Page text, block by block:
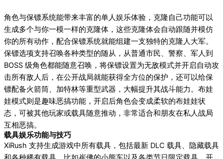
角色与保镖系统能带来丰富的单人娱乐体验，克隆自己功能可以
生成多个与你一模一样的克隆体，这些克隆体会自动跟随并模仿
你的所有动作，配合保镖系统就能组建一支独特的克隆人大军。
保镖选项支持召唤各种类型的随从，从普通市民、警察、军人到
BOSS 级角色都能随意召唤，将保镖设置为无敌模式并开启自动攻
击所有敌人后，在公开战局就能获得全方位的保护，还可以给保
镖配备火箭筒、加特林等重型武器，大幅提升其战斗能力。布娃
娃模式则是趣味恶搞功能，开启后角色会变成柔软的布娃娃状
态，可被其他玩家或载具随意推动，非常适合和朋友在私人战局
互相恶搞。
载具娱乐功能与技巧
XiRush 支持生成游戏中所有载具，包括最新 DLC 载具、隐藏载具